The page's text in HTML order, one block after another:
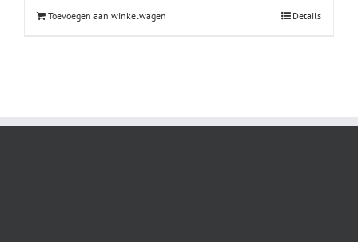
Toevoegen aan winkelwagen Details